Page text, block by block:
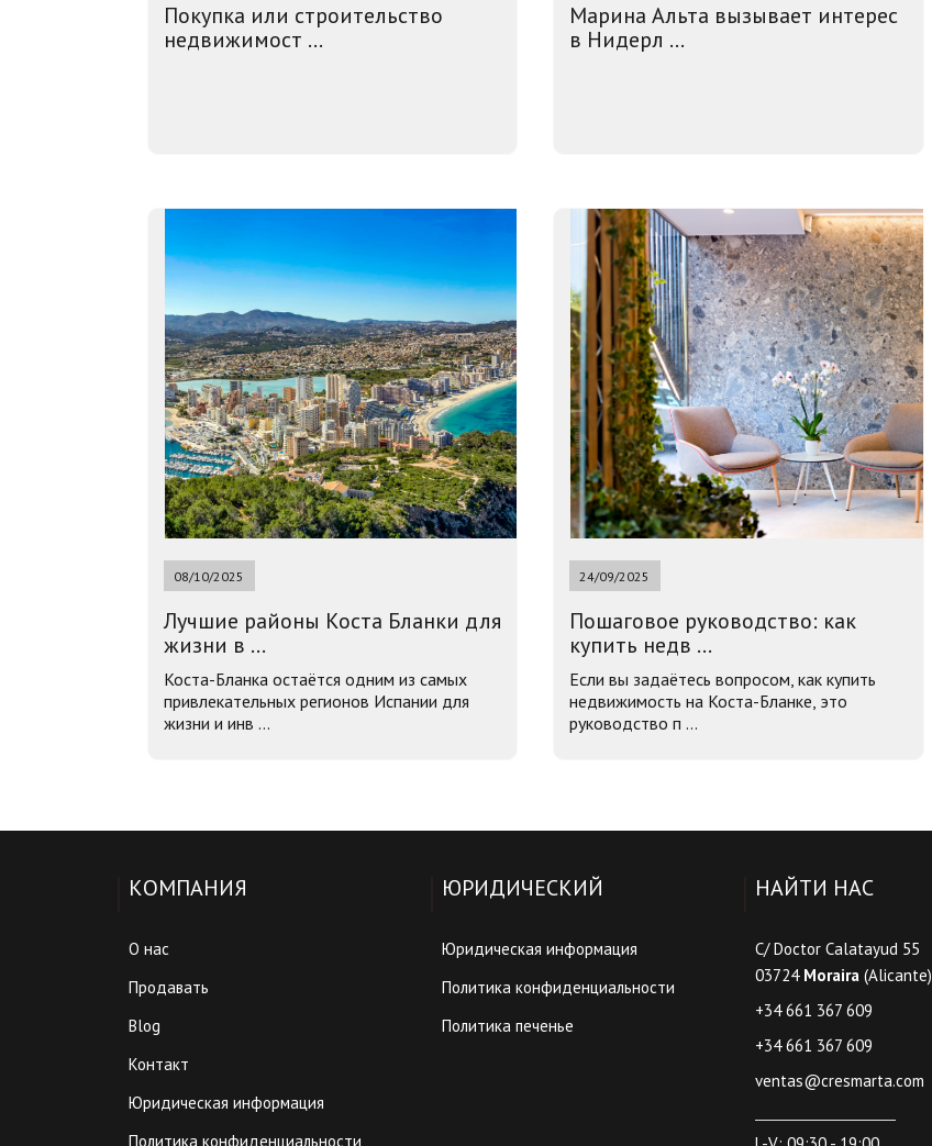
Покупка или строительство
недвижимост ...
Марина Альта вызывает интерес
в Нидерл ...
08/10/2025
Лучшие районы Коста Бланки для
жизни в ...
Коста-Бланка остаётся одним из самых
привлекательных регионов Испании для
жизни и инв ...
24/09/2025
Пошаговое руководство: как
купить недв ...
Если вы задаётесь вопросом, как купить
недвижимость на Коста-Бланке, это
руководство п ...
КОМПАНИЯ
О нас
Продавать
Blog
Контакт
Юридическая информация
Политика конфиденциальности
ЮРИДИЧЕСКИЙ
Юридическая информация
Политика конфиденциальности
Политика печенье
НАЙТИ НАС
C/ Doctor Calatayud 55
03724 Moraira (Alicante)
+34 661 367 609
+34 661 367 609
ventas@cresmarta.com